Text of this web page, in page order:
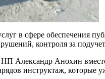
в сфере обеспечения
контроля за
НП Александр Анохин
инструктаж, которые